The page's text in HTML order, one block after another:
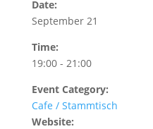
Date:
September 21
Time:
19:00 - 21:00
Event Category:
Cafe / Stammtisch
Website: